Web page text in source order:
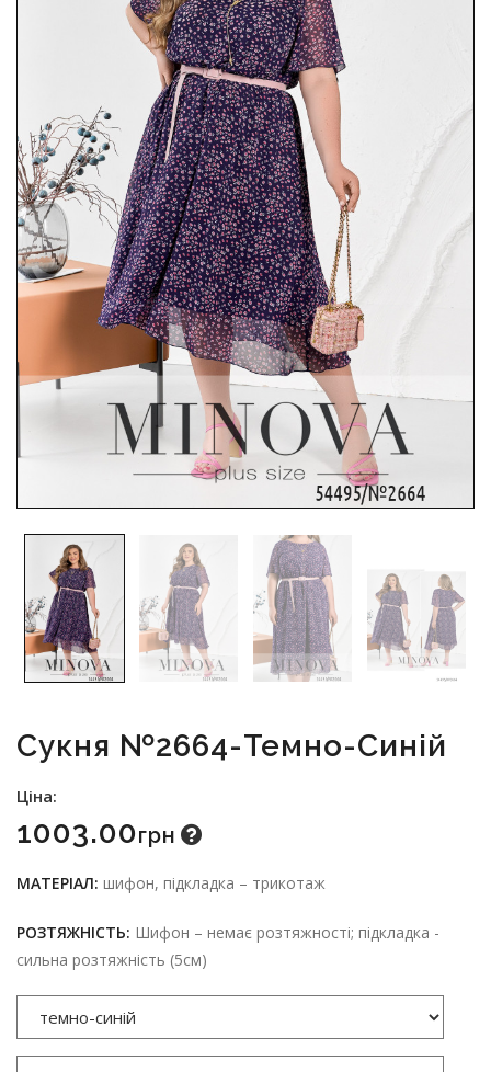
Сукня №2664-Темно-Синій
Ціна:
1003.00Грн
МАТЕРІАЛ: шифон, підкладка – трикотаж
РОЗТЯЖНІСТЬ: Шифон – немає розтяжності; підкладка -
сильна розтяжність (5см)